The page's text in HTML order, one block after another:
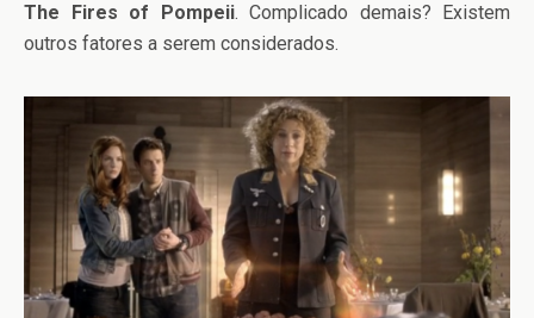
The Fires of Pompeii. Complicado demais? Existem
outros fatores a serem considerados.